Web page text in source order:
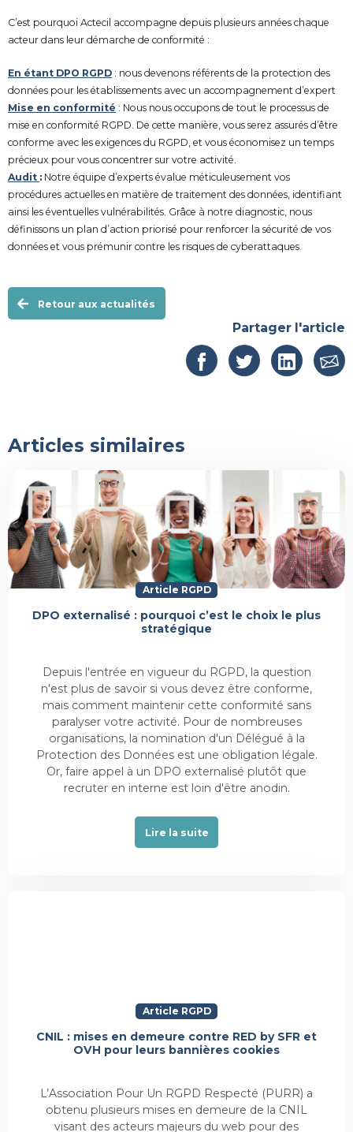
C’est pourquoi Actecil accompagne depuis plusieurs années chaque
acteur dans leur démarche de conformité :
En étant DPO RGPD : nous devenons référents de la protection des
données pour les établissements avec un accompagnement d’expert
Mise en conformité : Nous nous occupons de tout le processus de
mise en conformité RGPD. De cette manière, vous serez assurés d’être
conforme avec les exigences du RGPD, et vous économisez un temps
précieux pour vous concentrer sur votre activité.
Audit : Notre équipe d’experts évalue méticuleusement vos
procédures actuelles en matière de traitement des données, identifiant
ainsi les éventuelles vulnérabilités. Grâce à notre diagnostic, nous
définissons un plan d’action priorisé pour renforcer la sécurité de vos
données et vous prémunir contre les risques de cyberattaques.
Retour aux actualités
Partager l'article
Articles similaires
Article RGPD
DPO externalisé : pourquoi c’est le choix le plus
stratégique
Depuis l'entrée en vigueur du RGPD, la question
n'est plus de savoir si vous devez être conforme,
mais comment maintenir cette conformité sans
paralyser votre activité. Pour de nombreuses
organisations, la nomination d'un Délégué à la
Protection des Données est une obligation légale.
Or, faire appel à un DPO externalisé plutôt que
recruter en interne est loin d'être anodin.
Lire la suite
Article RGPD
CNIL : mises en demeure contre RED by SFR et
OVH pour leurs bannières cookies
L’Association Pour Un RGPD Respecté (PURR) a
obtenu plusieurs mises en demeure de la CNIL
visant des acteurs majeurs du web pour des